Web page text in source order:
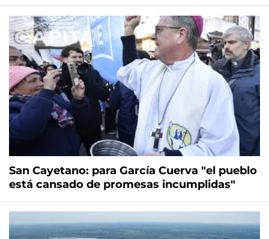
San Cayetano: para García Cuerva "el pueblo
está cansado de promesas incumplidas"